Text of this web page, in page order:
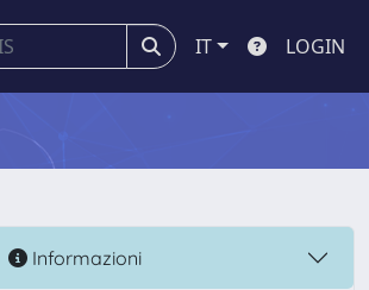
IT LOGIN
Informazioni